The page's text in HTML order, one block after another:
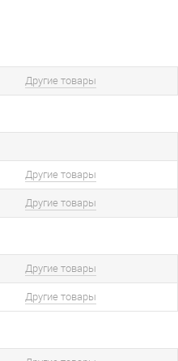
Другие товары
Другие товары
Другие товары
Другие товары
Другие товары